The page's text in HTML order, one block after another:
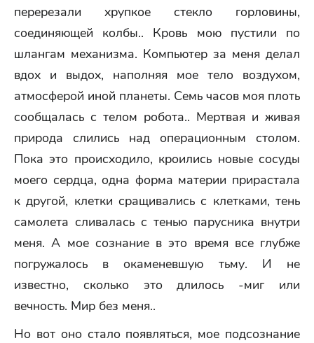
перерезали хрупкое стекло горловины,
соединяющей колбы.. Кровь мою пустили по
шлангам механизма. Компьютер за меня делал
вдох и выдох, наполняя мое тело воздухом,
атмосферой иной планеты. Семь часов моя плоть
сообщалась с телом робота.. Мертвая и живая
природа слились над операционным столом.
Пока это происходило, кроились новые сосуды
моего сердца, одна форма материи прирастала
к другой, клетки сращивались с клетками, тень
самолета сливалась с тенью парусника внутри
меня. А мое сознание в это время все глубже
погружалось в окаменевшую тьму. И не
известно, сколько это длилось -миг или
вечность. Мир без меня..
Но вот оно стало появляться, мое подсознание